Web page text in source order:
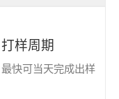
打样周期
最快可当天完成出样